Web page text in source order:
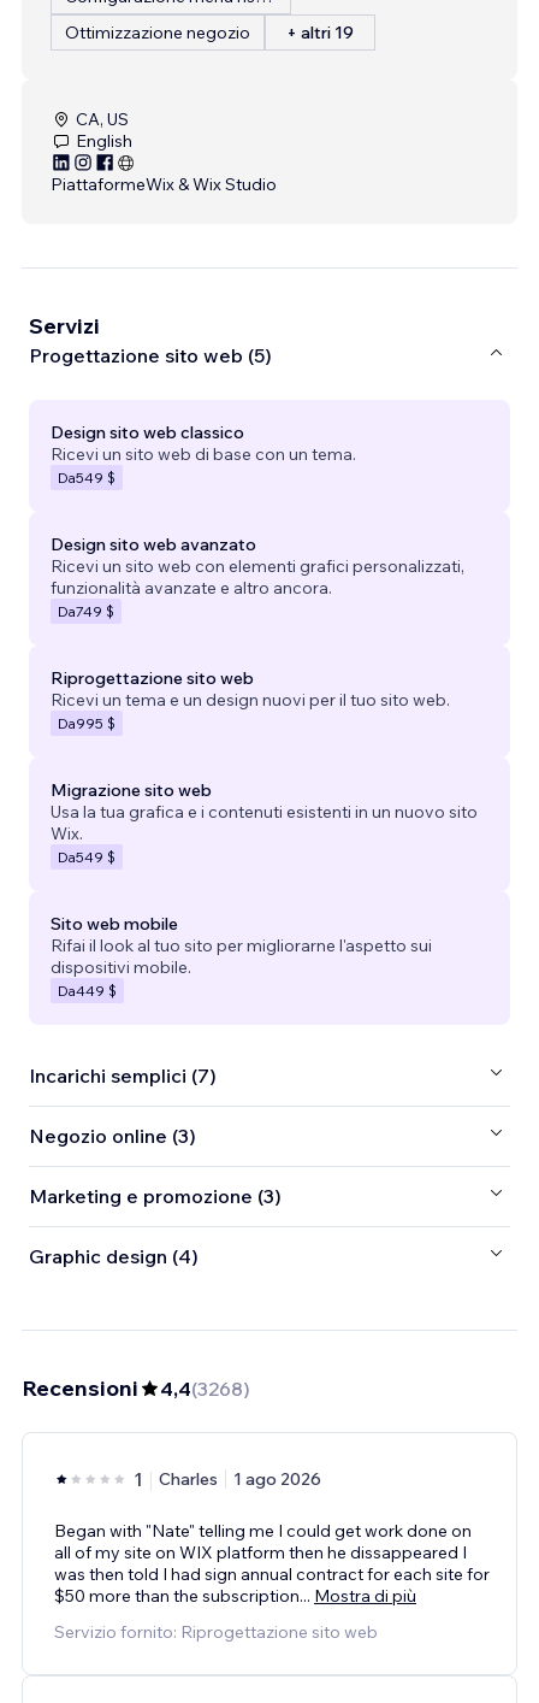
Ottimizzazione negozio
+ altri 19
CA, US
English
PiattaformeWix & Wix Studio
Servizi
Progettazione sito web (5)
Design sito web classico
Ricevi un sito web di base con un tema.
Da549 $
Design sito web avanzato
Ricevi un sito web con elementi grafici personalizzati,
funzionalità avanzate e altro ancora.
Da749 $
Riprogettazione sito web
Ricevi un tema e un design nuovi per il tuo sito web.
Da995 $
Migrazione sito web
Usa la tua grafica e i contenuti esistenti in un nuovo sito
Wix.
Da549 $
Sito web mobile
Rifai il look al tuo sito per migliorarne l'aspetto sui
dispositivi mobile.
Da449 $
Incarichi semplici (7)
Negozio online (3)
Marketing e promozione (3)
Graphic design (4)
Recensioni 4,4(3268)
1 Charles 1 ago 2026
Began with "Nate" telling me I could get work done on
all of my site on WIX platform then he dissappeared I
was then told I had sign annual contract for each site for
$50 more than the subscription... Mostra di più
Servizio fornito: Riprogettazione sito web